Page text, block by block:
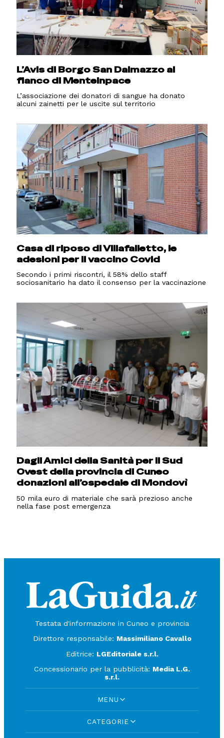
L’Avis di Borgo San Dalmazzo al
fianco di Menteinpace
L’associazione dei donatori di sangue ha donato
alcuni zainetti per le uscite sul territorio
Casa di riposo di Villafalletto, le
adesioni per il vaccino Covid
Secondo i primi riscontri, il 58% dello staff
sociosanitario ha dato il consenso per la vaccinazione
Dagli Amici della Sanità per il Sud
Ovest della provincia di Cuneo
donazioni all’ospedale di Mondovì
50 mila euro di materiale che sarà prezioso anche
nella fase post emergenza
Testata d'informazione in Cuneo e provincia
Direttore responsabile: Massimiliano Cavallo
Editrice: LGEditoriale s.r.l.
Concessionario per la pubblicità: Media L.G.
s.r.l.
MENU
CATEGORIE